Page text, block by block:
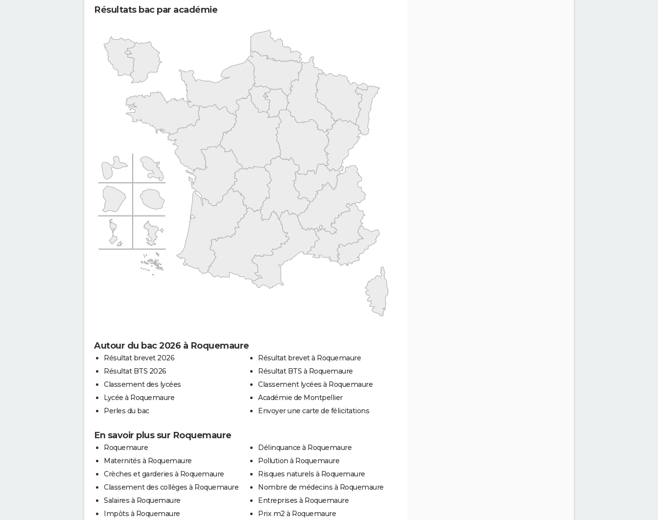
Résultats bac par académie
Autour du bac 2026 à Roquemaure
Résultat brevet 2026
Résultat BTS 2026
Classement des lycées
Lycée à Roquemaure
Perles du bac
Résultat brevet à Roquemaure
Résultat BTS à Roquemaure
Classement lycées à Roquemaure
Académie de Montpellier
Envoyer une carte de félicitations
En savoir plus sur Roquemaure
Roquemaure
Maternités à Roquemaure
Crèches et garderies à Roquemaure
Classement des collèges à Roquemaure
Salaires à Roquemaure
Impôts à Roquemaure
Délinquance à Roquemaure
Pollution à Roquemaure
Risques naturels à Roquemaure
Nombre de médecins à Roquemaure
Entreprises à Roquemaure
Prix m2 à Roquemaure